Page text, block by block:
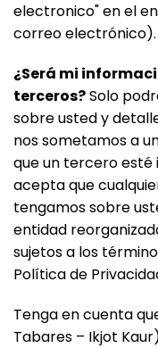
electronico" en el
correo electrónico).
¿Será mi
terceros?Solo
sobre usted y
nos sometamos a
que un tercero esté
acepta que
tengamos sobre
entidad
sujetos a los
Política de
Tenga en cuenta
Tabares – Ikjot